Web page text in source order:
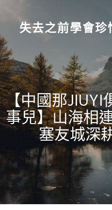
content
失去之前學會珍
【中國那JIUYI
事兒】山海相
塞友城深